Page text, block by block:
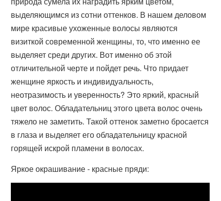
выделяющимся из сотни оттенков. В нашем деловом
мире красивые ухоженные волосы являются
визиткой современной женщины, то, что именно ее
выделяет среди других. Вот именно об этой
отличительной черте и пойдет речь. Что придает
женщине яркость и индивидуальность,
неотразимость и уверенность? Это яркий, красный
цвет волос. Обладательниц этого цвета волос очень
тяжело не заметить. Такой оттенок заметно бросается
в глаза и выделяет его обладательницу красной
горящей искрой пламени в волосах.
Яркое окрашивание - красные пряди: